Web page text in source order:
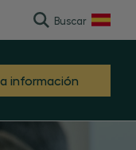
Buscar
información